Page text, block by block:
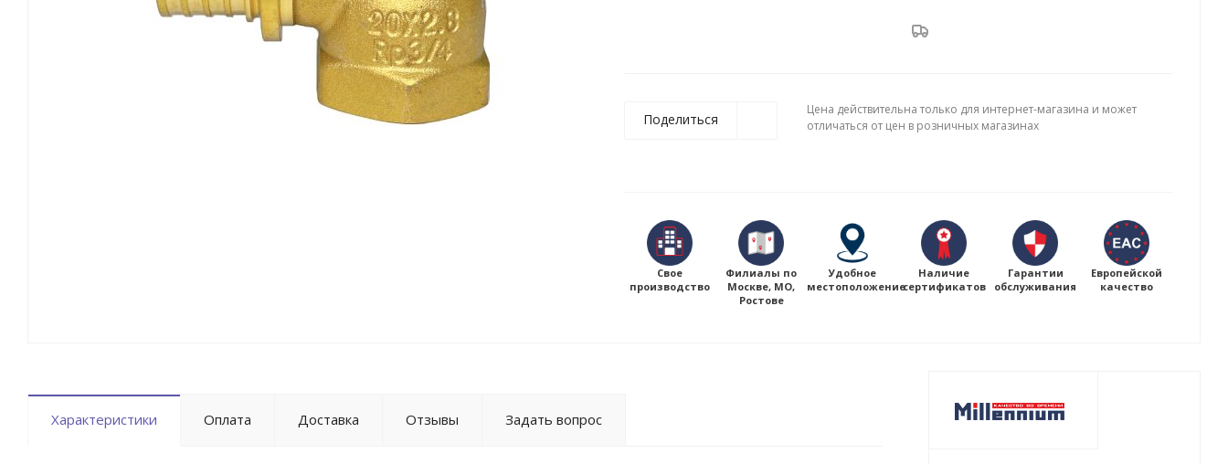
Поделиться
Цена действительна только для интернет-магазина и может
отличаться от цен в розничных магазинах
Свое
производство
Филиалы по
Москве, МО,
Ростове
Удобное
местоположение
Наличие
сертификатов
Гарантии
обслуживания
Европейской
качество
Характеристики Оплата Доставка Отзывы Задать вопрос